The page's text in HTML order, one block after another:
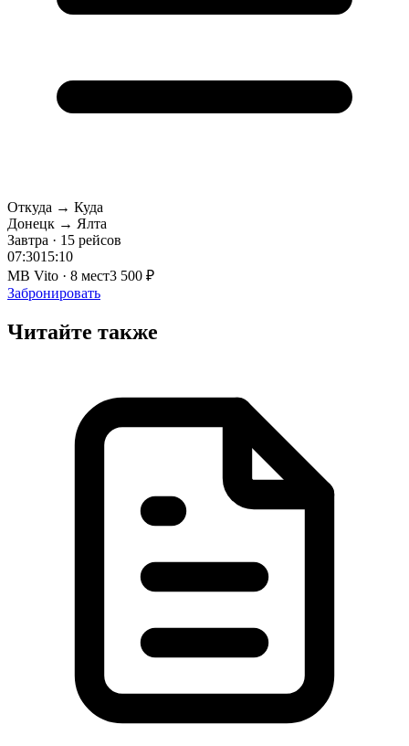
Откуда → Куда
Донецк → Ялта
Завтра · 15 рейсов
07:3015:10
MB Vito · 8 мест3 500 ₽
Забронировать
Читайте также